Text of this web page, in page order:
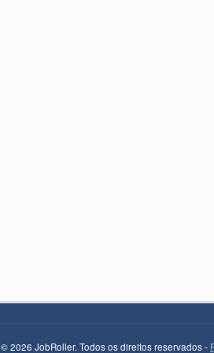
© 2026 JobRoller. Todos os direitos reservados -